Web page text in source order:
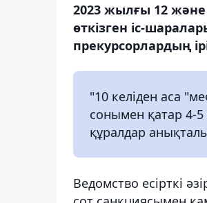
2023 жылғы 12 және
өткізген іс-
прекурсорлардың
"10 келіден аса
сонымен қатар 4-5
құралдар
Ведомство есірткі